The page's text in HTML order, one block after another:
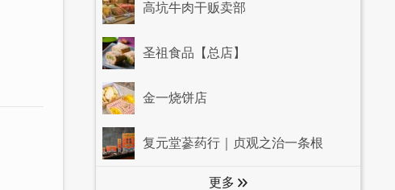
高坑牛肉干贩卖部
圣祖食品【总店】
金一烧饼店
复元堂蔘药行｜贞观之治一条根
更多